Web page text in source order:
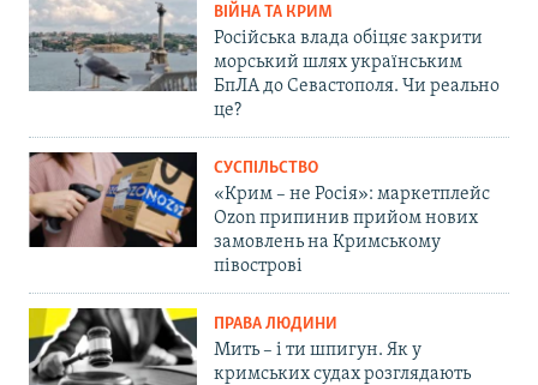
ВІЙНА ТА КРИМ
Російська влада обіцяє закрити
морський шлях українським
БпЛА до Севастополя. Чи реально
це?
СУСПІЛЬСТВО
«Крим – не Росія»: маркетплейс
Ozon припинив прийом нових
замовлень на Кримському
півострові
ПРАВА ЛЮДИНИ
Мить – і ти шпигун. Як у
кримських судах розглядають